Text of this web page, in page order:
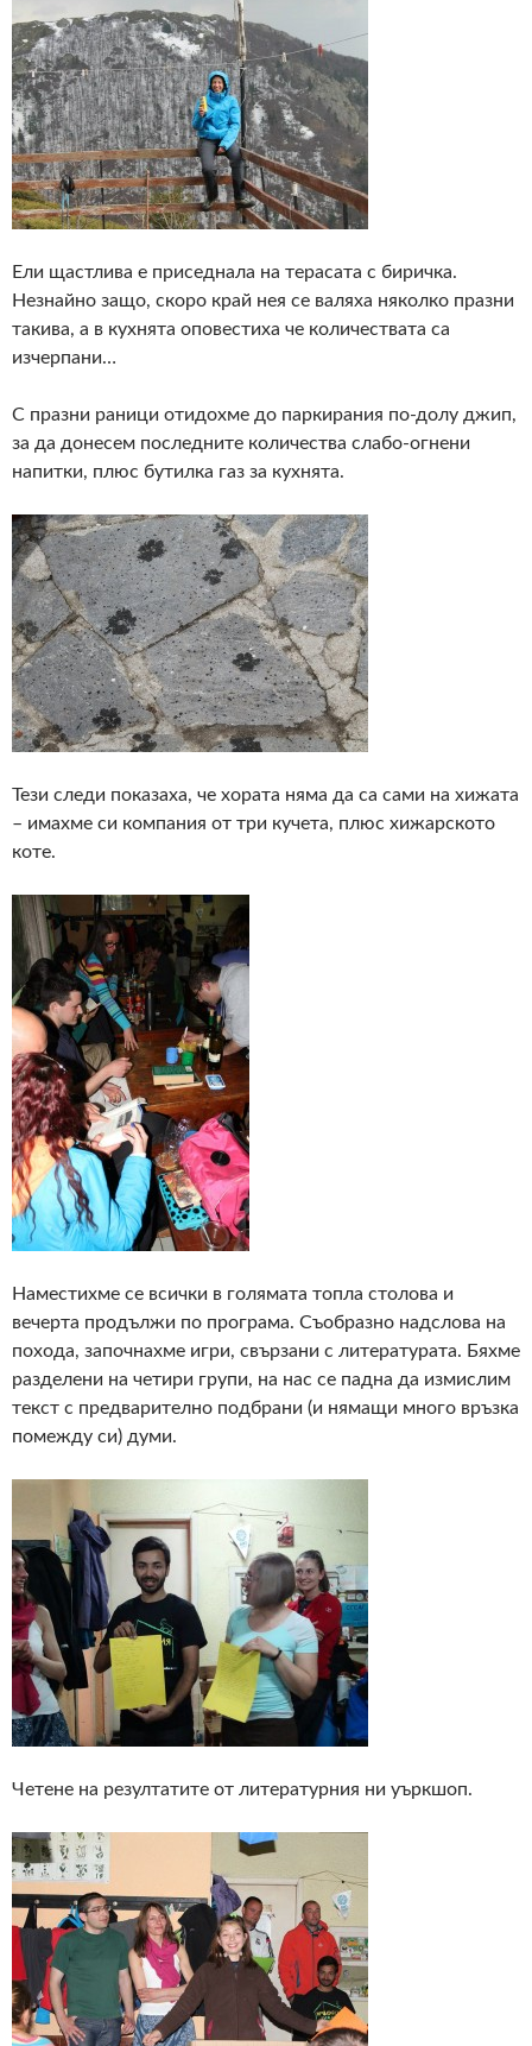
Ели щастлива е приседнала на терасата с биричка.
Незнайно защо, скоро край нея се валяха няколко празни
такива, а в кухнята оповестиха че количествата са
изчерпани…
С празни раници отидохме до паркирания по-долу джип,
за да донесем последните количества слабо-огнени
напитки, плюс бутилка газ за кухнята.
Тези следи показаха, че хората няма да са сами на хижата
– имахме си компания от три кучета, плюс хижарското
коте.
Наместихме се всички в голямата топла столова и
вечерта продължи по програма. Съобразно надслова на
похода, започнахме игри, свързани с литературата. Бяхме
разделени на четири групи, на нас се падна да измислим
текст с предварително подбрани (и нямащи много връзка
помежду си) думи.
Четене на резултатите от литературния ни уъркшоп.